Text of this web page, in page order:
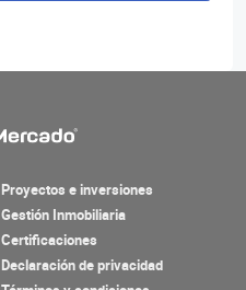
Proyectos e inversiones
Gestión Inmobiliaria
Certificaciones
Declaración de privacidad